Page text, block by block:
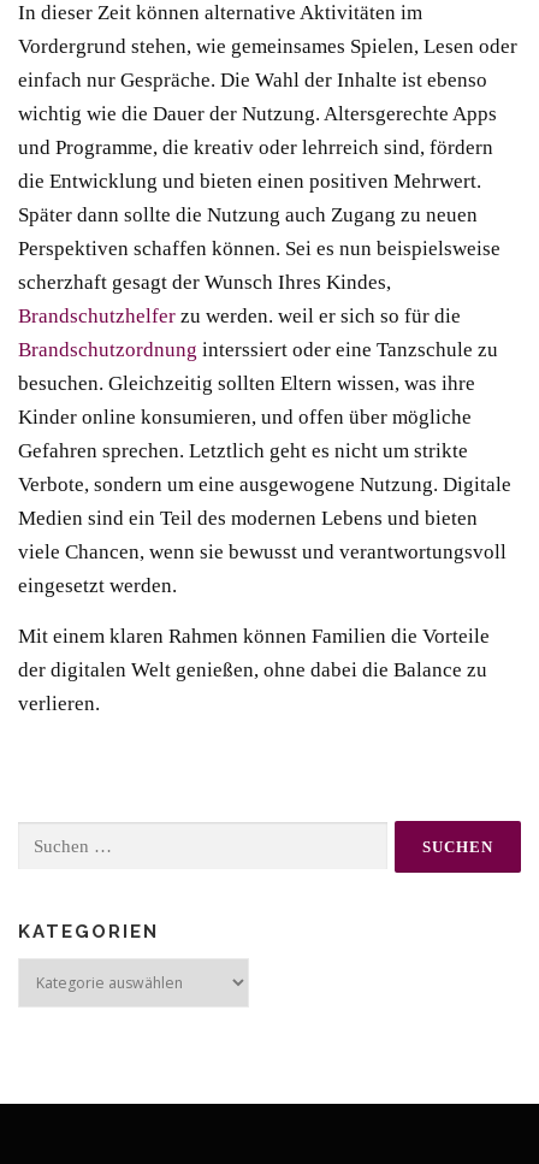
In dieser Zeit können alternative Aktivitäten im
Vordergrund stehen, wie gemeinsames Spielen, Lesen oder
einfach nur Gespräche. Die Wahl der Inhalte ist ebenso
wichtig wie die Dauer der Nutzung. Altersgerechte Apps
und Programme, die kreativ oder lehrreich sind, fördern
die Entwicklung und bieten einen positiven Mehrwert.
Später dann sollte die Nutzung auch Zugang zu neuen
Perspektiven schaffen können. Sei es nun beispielsweise
scherzhaft gesagt der Wunsch Ihres Kindes,
Brandschutzhelfer zu werden. weil er sich so für die
Brandschutzordnung interssiert oder eine Tanzschule zu
besuchen. Gleichzeitig sollten Eltern wissen, was ihre
Kinder online konsumieren, und offen über mögliche
Gefahren sprechen. Letztlich geht es nicht um strikte
Verbote, sondern um eine ausgewogene Nutzung. Digitale
Medien sind ein Teil des modernen Lebens und bieten
viele Chancen, wenn sie bewusst und verantwortungsvoll
eingesetzt werden.
Mit einem klaren Rahmen können Familien die Vorteile
der digitalen Welt genießen, ohne dabei die Balance zu
verlieren.
Suchen
KATEGORIEN
Kategorien